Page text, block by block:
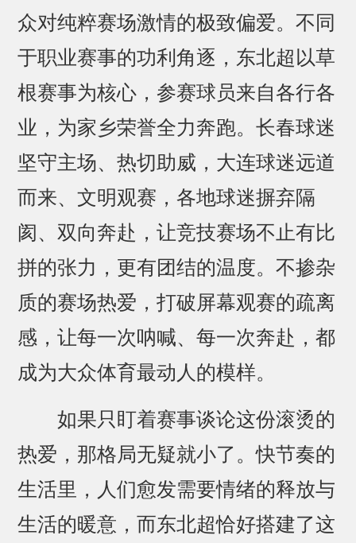
众对纯粹赛场激情的极致偏爱。不同
于职业赛事的功利角逐，东北超以草
根赛事为核心，参赛球员来自各行各
业，为家乡荣誉全力奔跑。长春球迷
坚守主场、热切助威，大连球迷远道
而来、文明观赛，各地球迷摒弃隔
阂、双向奔赴，让竞技赛场不止有比
拼的张力，更有团结的温度。不掺杂
质的赛场热爱，打破屏幕观赛的疏离
感，让每一次呐喊、每一次奔赴，都
成为大众体育最动人的模样。
如果只盯着赛事谈论这份滚烫的
热爱，那格局无疑就小了。快节奏的
生活里，人们愈发需要情绪的释放与
生活的暖意，而东北超恰好搭建了这